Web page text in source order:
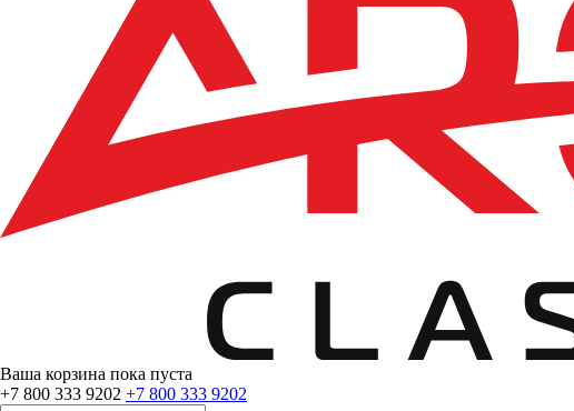
Ваша корзина пока пуста
+7 800 333 9202 +7 800 333 9202